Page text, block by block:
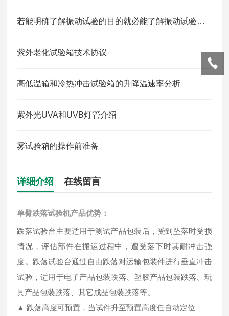
若能明确了解振动试验的目的就必能了解振动试验的必要性
紫外老化试验箱技术协议
高低温箱和冷热冲击试验箱的升降温速率分析
紫外光UVA和UVB灯管介绍
雾试验箱的操作前准备
详细介绍 在线留言
单臂跌落试验机产品优势：
跌落试验台主要适用于测试产品包装后，受到坠落时受损
情况，评估部件在搬运过程中，遭受落下时其耐冲击强
度。跌落试验台通过自由跌落对运输包装件进行垂直冲击
试验，适用于电子产品包装跌落、塑胶产品包装跌落、玩
具产品包装跌落、其它成品包装跌落等。
▲ 跌落高度可预置，当试件升至预置高度任自动定位